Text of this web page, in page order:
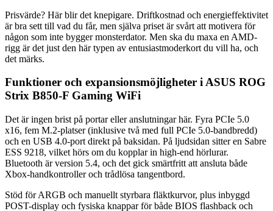
Prisvärde? Här blir det knepigare. Driftkostnad och energieffektivitet
är bra sett till vad du får, men själva priset är svårt att motivera för
någon som inte bygger monsterdator. Men ska du maxa en AMD-
rigg är det just den här typen av entusiastmoderkort du vill ha, och
det märks.
Funktioner och expansionsmöjligheter i ASUS ROG
Strix B850-F Gaming WiFi
Det är ingen brist på portar eller anslutningar här. Fyra PCIe 5.0
x16, fem M.2-platser (inklusive två med full PCIe 5.0-bandbredd)
och en USB 4.0-port direkt på baksidan. På ljudsidan sitter en Sabre
ESS 9218, vilket hörs om du kopplar in high-end hörlurar.
Bluetooth är version 5.4, och det gick smärtfritt att ansluta både
Xbox-handkontroller och trådlösa tangentbord.
Stöd för ARGB och manuellt styrbara fläktkurvor, plus inbyggd
POST-display och fysiska knappar för både BIOS flashback och